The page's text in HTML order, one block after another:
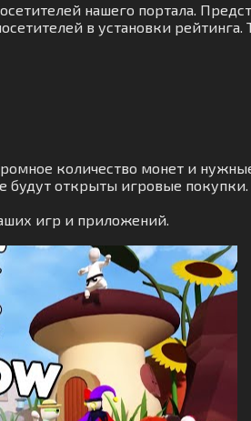
нашего портала.
в установки
количество монет и
будут открыты игровые покупки.
игр и приложений.